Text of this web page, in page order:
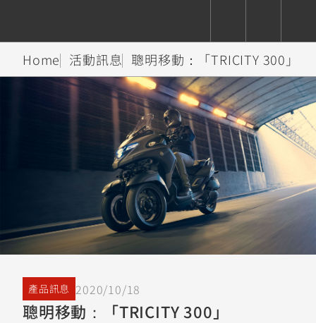
依風格 依排氣量
Hyper
Naked
Sport
Heritage
YZF-R9
YZF-R7
MT-
09
Y-
AMT
MT-
09
550+
MT-
MT-
XSR
700
550+
依風格 依排氣量
Sport FashionAdventureFamily
TMAX
XMAX
CYGNUS
XR
150
X
125
Limi
125
Vinoora
BW'S
125
PW50
AXIS
Z /
Zii
125
CUXiE
2.5 kw
追蹤愛車
我的愛車 瀏覽紀錄
Home 活動訊息 聰明移動：「TRICITY 300」
產品訊息 2020/10/18
聰明移動：「TRICITY 300」